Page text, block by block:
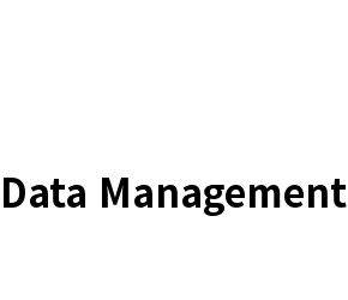
Data Management